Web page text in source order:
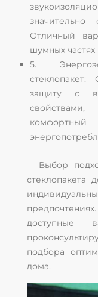
Отличный
шумных частях
5.
защиту с
Выбор
стеклопакета
доступные
подбора
дома.